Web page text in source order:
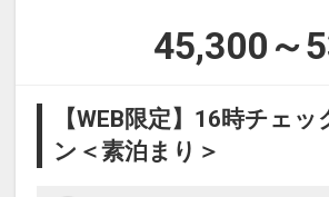
45,300～
【WEB限定】16時チェ
ン＜素泊まり＞